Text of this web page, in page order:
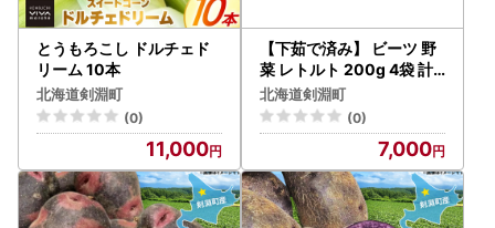
とうもろこし ドルチェド
リーム 10本
北海道剣淵町
(0)
11,000
【下茹で済み】 ビーツ 野
菜 レトルト 200g 4袋 計8
00g
北海道剣淵町
(0)
7,000